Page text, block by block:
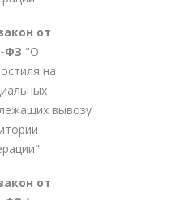
от
ФЗ "О
на
вывозу
от